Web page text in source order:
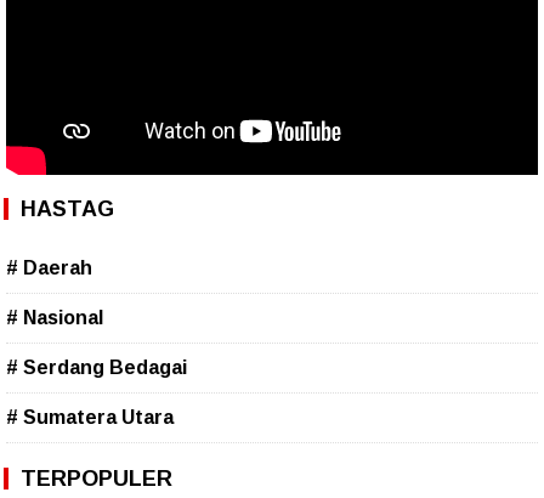
HASTAG
# Daerah
# Nasional
# Serdang Bedagai
# Sumatera Utara
TERPOPULER